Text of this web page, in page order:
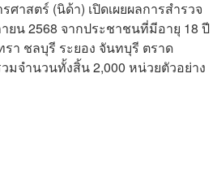
สตร์ (นิด้า) เปิดเผยผลการสำรวจ
ยน 2568 จากประชาชนที่มีอายุ 18 ปี
า ชลบุรี ระยอง จันทบุรี ตราด
มจำนวนทั้งสิ้น 2,000 หน่วยตัวอย่าง